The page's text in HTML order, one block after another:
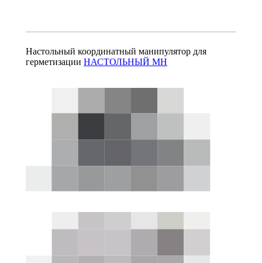
Настольный координатный манипулятор для
герметизации НАСТОЛЬНЫЙ МН